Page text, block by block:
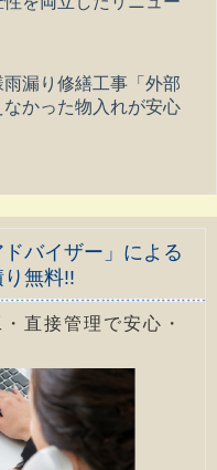
漏り修繕工事「外部
かった物入れが安心
バイザー」による
無料!!
直接管理で安心・